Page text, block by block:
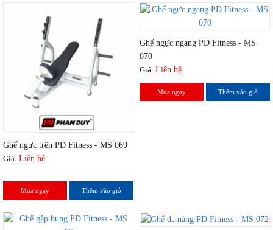
Ghế ngực trên PD Fitness - MS 069
Giá: Liên hệ
Mua ngay Thêm vào giỏ
Ghế ngực ngang PD Fitness - MS
070
Giá: Liên hệ
Mua ngay Thêm vào giỏ